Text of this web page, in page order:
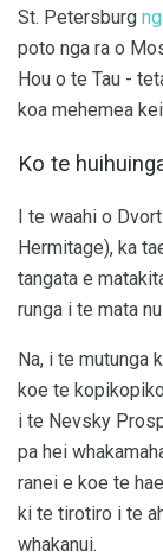
St. Petersburg
poto nga ra o
Hou o te Tau -
koa mehemea
Ko te
I te waahi o
Hermitage), ka
tangata e
runga i te mata
Na, i te mutunga
koe te
i te Nevsky
pa hei
ranei e koe te
ki te tirotiro i te
whakanui.